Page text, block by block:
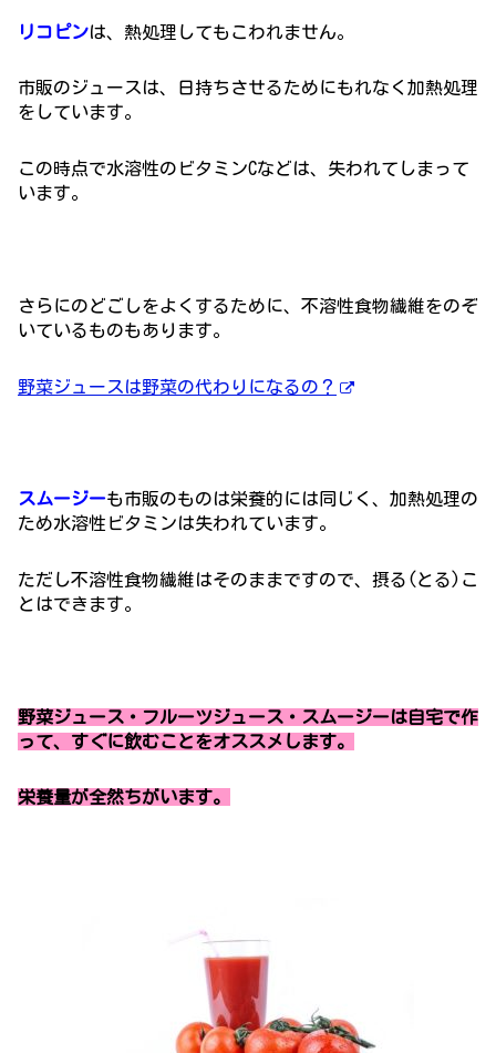
リコピンは、熱処理してもこわれません。
市販のジュースは、日持ちさせるためにもれなく加熱処理
をしています。
この時点で水溶性のビタミンCなどは、失われてしまって
います。
さらにのどごしをよくするために、不溶性食物繊維をのぞ
いているものもあります。
野菜ジュースは野菜の代わりになるの？
スムージーも市販のものは栄養的には同じく、加熱処理の
ため水溶性ビタミンは失われています。
ただし不溶性食物繊維はそのままですので、摂る(とる)こ
とはできます。
野菜ジュース・フルーツジュース・スムージーは自宅で作
って、すぐに飲むことをオススメします。
栄養量が全然ちがいます。